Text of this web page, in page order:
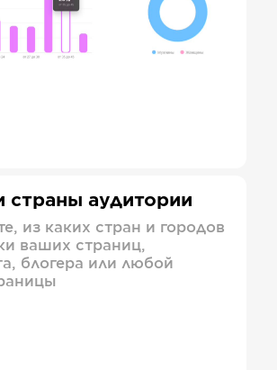
страны аудитории
из каких стран и городов
ваших страниц,
блогера или любой